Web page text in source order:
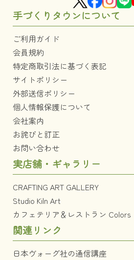
手づくりタウンについて
ご利用ガイド
会員規約
特定商取引法に基づく表記
サイトポリシー
外部送信ポリシー
個人情報保護について
会社案内
お詫びと訂正
お問い合わせ
実店舗・ギャラリー
CRAFTING ART GALLERY
Studio Kiln Art
カフェテリア＆レストラン Colors
関連リンク
日本ヴォーグ社の通信講座